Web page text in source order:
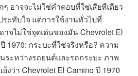
อาจจะไม่ใช่คำตอบที่ใช่เสียทีเดียว
ะทับใจ แต่การใช้งานทั่วไปที่
าจไม่ใช่จุดเด่นของมัน Chevrolet El
1970: กระบะที่ใช่จริงหรือ? ความ
ระหว่างรถยนต์และรถกระบะ ภาพ
งว่า Chevrolet El Camino ปี 1970